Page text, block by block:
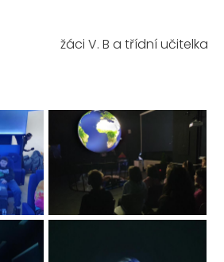
žáci V. B a třídní učitelka